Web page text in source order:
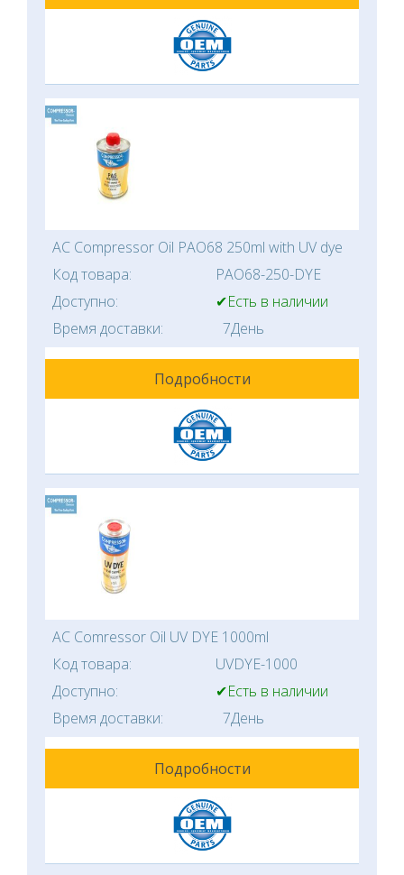
AC Compressor Oil PAO68 250ml with UV dye
Код товара:
PAO68-250-DYE
Доступно:
✔Есть в наличии
Время доставки:
7День
Подробности
AC Comressor Oil UV DYE 1000ml
Код товара:
UVDYE-1000
Доступно:
✔Есть в наличии
Время доставки:
7День
Подробности